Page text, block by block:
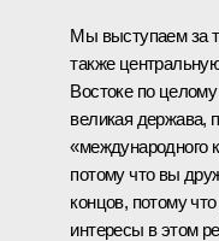
Мы выступаем за
также
Востоке по
великая держава,
«международного
потому что вы
концов, потому
интересы в этом